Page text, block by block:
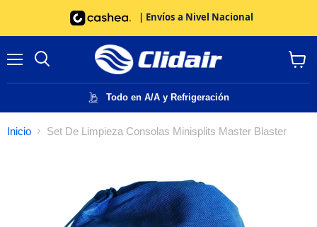
| Envíos a Nivel Nacional
Todo en A/A y Refrigeración
carrito
Inicio Set De Limpieza Consolas Minisplits Master Blaster